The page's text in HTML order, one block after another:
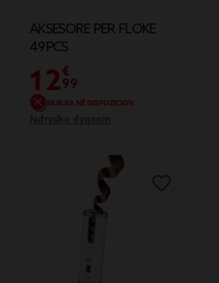
AKSESORE PER FLOKE
49PCS
12€
99
NUK KA NË DISPOZICION